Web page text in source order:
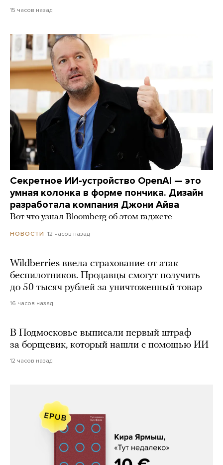
15 часов назад
Секретное ИИ-устройство OpenAI — это
умная колонка в форме пончика. Дизайн
разработала компания Джони Айва
Вот что узнал Bloomberg об этом гаджете
НОВОСТИ 12 часов назад
Wildberries ввела страхование от атак
беспилотников. Продавцы смогут получить
до 50 тысяч рублей за уничтоженный товар
16 часов назад
В Подмосковье выписали первый штраф
за борщевик, который нашли с помощью ИИ
12 часов назад